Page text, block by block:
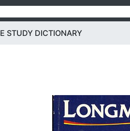
STUDY DICTIONARY